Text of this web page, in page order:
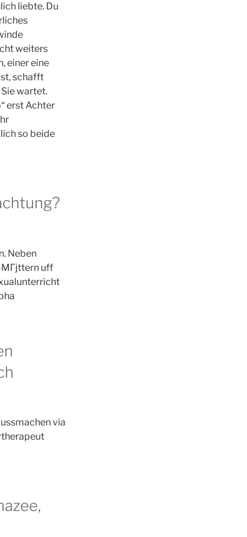
liebte. Du
weiters
einer eine
schafft
wartet.
erst Achter
so beide
Neben
uff
via